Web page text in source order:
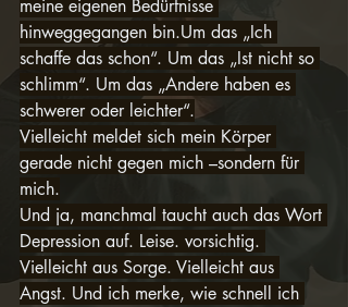
meine eigenen Bedürfnisse
hinweggegangen bin.Um das „Ich
schaffe das schon“. Um das „Ist nicht so
schlimm“. Um das „Andere haben es
schwerer oder leichter“.
Vielleicht meldet sich mein Körper
gerade nicht gegen mich –sondern für
mich.
Und ja, manchmal taucht auch das Wort
Depression auf. Leise. vorsichtig.
Vielleicht aus Sorge. Vielleicht aus
Angst. Und ich merke, wie schnell ich